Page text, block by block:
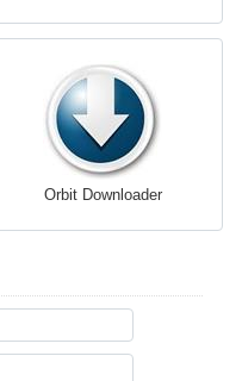
Orbit Downloader